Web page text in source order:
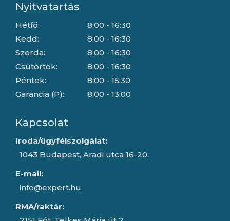
Nyitvatartás
Hétfő:
Kedd:
Szerda:
Csütörtök:
Péntek:
Garancia (P):
8:00 - 16:30
8:00 - 16:30
8:00 - 16:30
8:00 - 16:30
8:00 - 15:30
8:00 - 13:00
Kapcsolat
Iroda/ügyfélszolgálat:
1043 Budapest, Aradi utca 16-20.
E-mail:
info@expert.hu
RMA/raktár: